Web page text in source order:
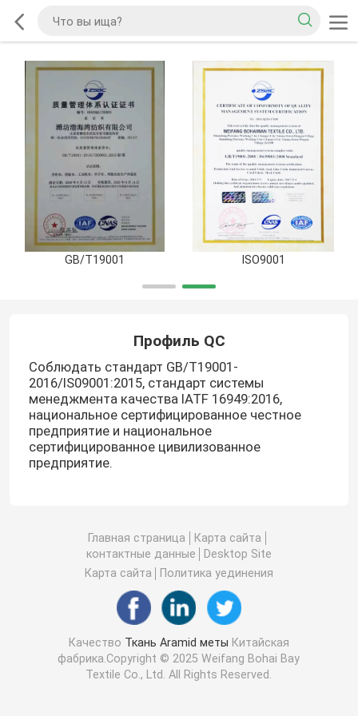
GB/T19001 ISO9001
Профиль QC
Соблюдать стандарт GB/T19001-
2016/IS09001:2015, стандарт системы
менеджмента качества IATF 16949:2016,
национальное сертифицированное честное
предприятие и национальное
сертифицированное цивилизованное
предприятие.
Главная страница
Карта сайта
контактные данные
Desktop Site
Карта сайта
Политика уединения
Качество Ткань Aramid меты Китайская
фабрика.Copyright © 2025 Weifang Bohai Bay
Textile Co., Ltd. All Rights Reserved.